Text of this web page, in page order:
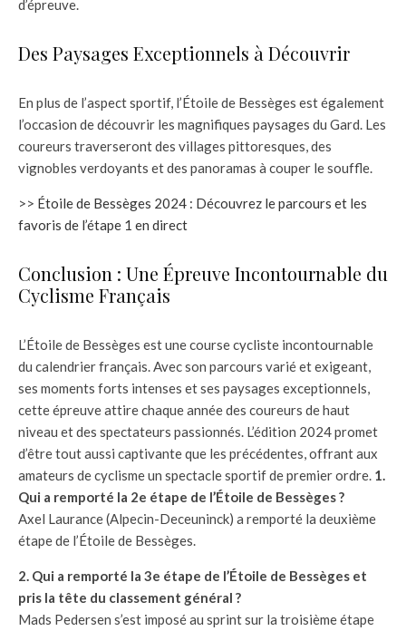
d’épreuve.
Des Paysages Exceptionnels à Découvrir
En plus de l’aspect sportif, l’Étoile de Bessèges est également
l’occasion de découvrir les magnifiques paysages du Gard. Les
coureurs traverseront des villages pittoresques, des
vignobles verdoyants et des panoramas à couper le souffle.
>> Étoile de Bessèges 2024 : Découvrez le parcours et les
favoris de l’étape 1 en direct
Conclusion : Une Épreuve Incontournable du
Cyclisme Français
L’Étoile de Bessèges est une course cycliste incontournable
du calendrier français. Avec son parcours varié et exigeant,
ses moments forts intenses et ses paysages exceptionnels,
cette épreuve attire chaque année des coureurs de haut
niveau et des spectateurs passionnés. L’édition 2024 promet
d’être tout aussi captivante que les précédentes, offrant aux
amateurs de cyclisme un spectacle sportif de premier ordre. 1.
Qui a remporté la 2e étape de l’Étoile de Bessèges ?
Axel Laurance (Alpecin-Deceuninck) a remporté la deuxième
étape de l’Étoile de Bessèges.
2. Qui a remporté la 3e étape de l’Étoile de Bessèges et
pris la tête du classement général ?
Mads Pedersen s’est imposé au sprint sur la troisième étape